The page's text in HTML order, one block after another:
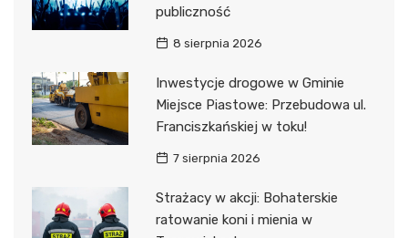
publiczność
8 sierpnia 2026
Inwestycje drogowe w Gminie
Miejsce Piastowe: Przebudowa ul.
Franciszkańskiej w toku!
7 sierpnia 2026
Strażacy w akcji: Bohaterskie
ratowanie koni i mienia w